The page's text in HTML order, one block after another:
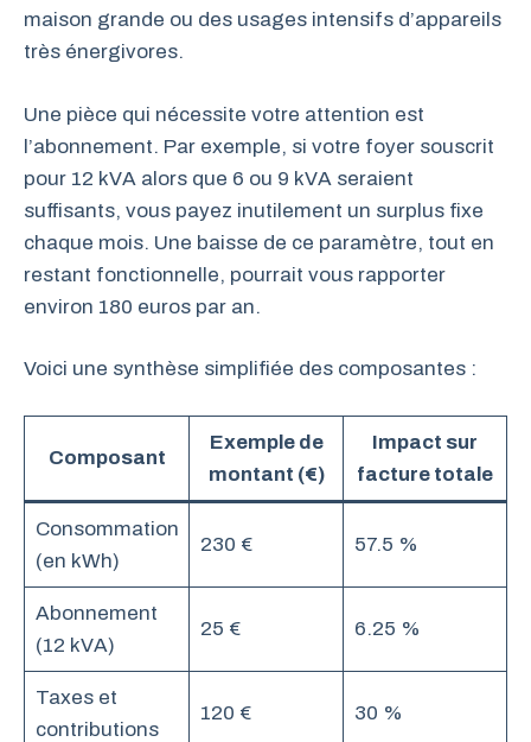
maison grande ou des usages intensifs d’appareils
très énergivores.
Une pièce qui nécessite votre attention est
l’abonnement. Par exemple, si votre foyer souscrit
pour 12 kVA alors que 6 ou 9 kVA seraient
suffisants, vous payez inutilement un surplus fixe
chaque mois. Une baisse de ce paramètre, tout en
restant fonctionnelle, pourrait vous rapporter
environ 180 euros par an.
Voici une synthèse simplifiée des composantes :
Composant
Exemple de
montant (€)
Impact sur
facture totale
Consommation
(en kWh)
230 € 57.5 %
Abonnement
(12 kVA)
25 € 6.25 %
Taxes et
contributions
120 € 30 %